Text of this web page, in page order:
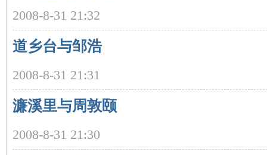
长
2008-8-31 21:32
道乡台与邹浩
2008-8-31 21:31
濂溪里与周敦颐
2008-8-31 21:30